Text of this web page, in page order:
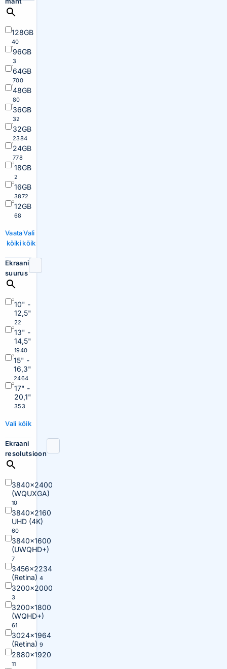
128GB
40
96GB
3
64GB
700
48GB
80
36GB
32
32GB
2384
24GB
778
18GB
2
16GB
3872
12GB
68
Vaata
kõiki
Vali
kõik
Ekraani
suurus
10" -
12,5"
22
13" -
14,5"
1940
15" -
16,3"
2464
17" -
20,1"
353
Vali kõik
Ekraani
resolutsioon
3840×2400
(WQUXGA)
10
3840×2160
UHD (4K)
60
3840×1600
(UWQHD+)
7
3456×2234
(Retina) 4
3200×2000
3
3200×1800
(WQHD+)
61
3024×1964
(Retina) 9
2880×1920
11